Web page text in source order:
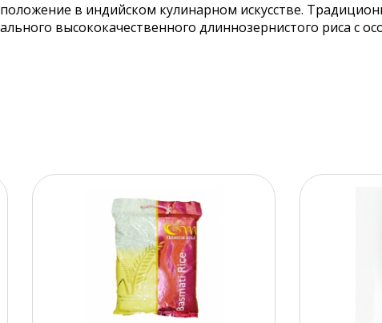
в индийском кулинарном искусстве.
высококачественного длиннозернистого риса с